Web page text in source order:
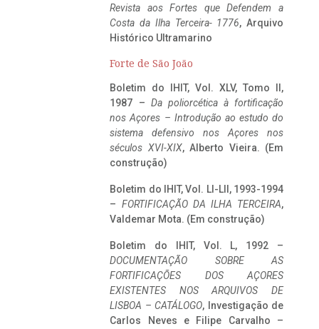
Revista aos Fortes que Defendem a
Costa da Ilha Terceira- 1776, Arquivo
Histórico Ultramarino
Forte de São João
Boletim do IHIT, Vol. XLV, Tomo II,
1987 – Da poliorcética à fortificação
nos Açores – Introdução ao estudo do
sistema defensivo nos Açores nos
séculos XVI-XIX, Alberto Vieira. (Em
construção)
Boletim do IHIT, Vol. LI-LII, 1993-1994
– FORTIFICAÇÃO DA ILHA TERCEIRA,
Valdemar Mota. (Em construção)
Boletim do IHIT, Vol. L, 1992 –
DOCUMENTAÇÃO SOBRE AS
FORTIFICAÇÕES DOS AÇORES
EXISTENTES NOS ARQUIVOS DE
LISBOA – CATÁLOGO, Investigação de
Carlos Neves e Filipe Carvalho –